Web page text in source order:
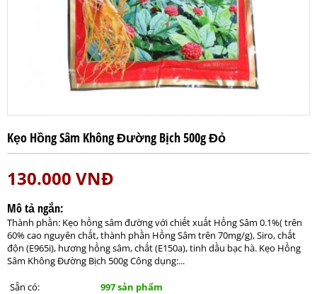
Kẹo Hồng Sâm Không Đường Bịch 500g Đỏ
130.000 VNĐ
Mô tả ngắn:
Thành phần: Kẹo hồng sâm đường với chiết xuất Hồng Sâm 0.1%( trên
60% cao nguyên chất, thành phần Hồng Sâm trên 70mg/g), Siro, chất
độn (E965i), hương hồng sâm, chất (E150a), tinh dầu bạc hà. Kẹo Hồng
Sâm Không Đường Bịch 500g Công dụng:...
Sẵn có:
997 sản phẩm